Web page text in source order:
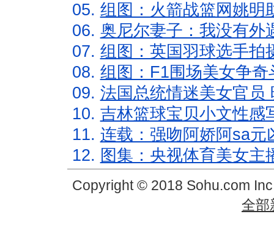
05. 组图：火箭战篮网姚明
06. 奥尼尔妻子：我没有外
07. 组图：英国羽球选手拍
08. 组图：F1围场美女争
09. 法国总统情迷美女官员
10. 吉林篮球宝贝小文性感
11. 连载：强吻阿娇阿sa元
12. 图集：央视体育美女主
Copyright © 2018 Sohu.com
全部